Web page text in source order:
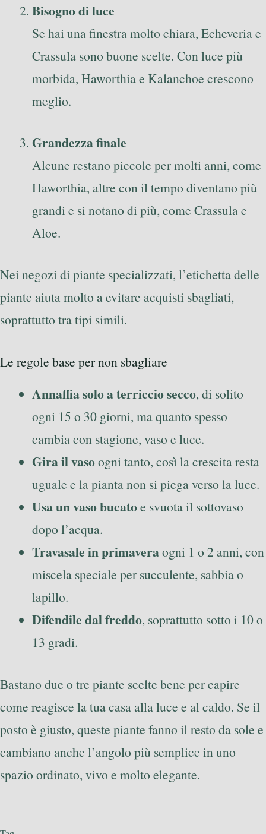
Bisogno di luce
Se hai una finestra molto chiara, Echeveria e
Crassula sono buone scelte. Con luce più
morbida, Haworthia e Kalanchoe crescono
meglio.
Grandezza finale
Alcune restano piccole per molti anni, come
Haworthia, altre con il tempo diventano più
grandi e si notano di più, come Crassula e
Aloe.
Nei negozi di piante specializzati, l’etichetta delle
piante aiuta molto a evitare acquisti sbagliati,
soprattutto tra tipi simili.
Le regole base per non sbagliare
Annaffia solo a terriccio secco, di solito
ogni 15 o 30 giorni, ma quanto spesso
cambia con stagione, vaso e luce.
Gira il vasoogni tanto, così la crescita resta
uguale e la pianta non si piega verso la luce.
Usa un vaso bucatoe svuota il sottovaso
dopo l’acqua.
Travasale in primaveraogni 1 o 2 anni, con
miscela speciale per succulente, sabbia o
lapillo.
Difendile dal freddo, soprattutto sotto i 10 o
13 gradi.
Bastano due o tre piante scelte bene per capire
come reagisce la tua casa alla luce e al caldo. Se il
posto è giusto, queste piante fanno il resto da sole e
cambiano anche l’angolo più semplice in uno
spazio ordinato, vivo e molto elegante.